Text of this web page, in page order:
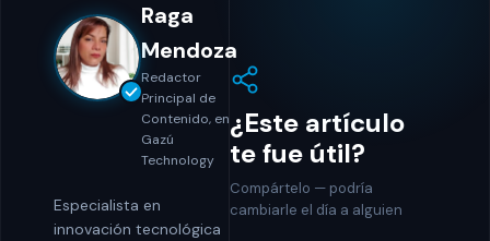
Raga
Mendoza
Redactor
Principal de
Contenido, en
Gazú
Technology
Especialista en
innovación tecnológica
¿Este artículo
te fue útil?
Compártelo — podría
cambiarle el día a alguien